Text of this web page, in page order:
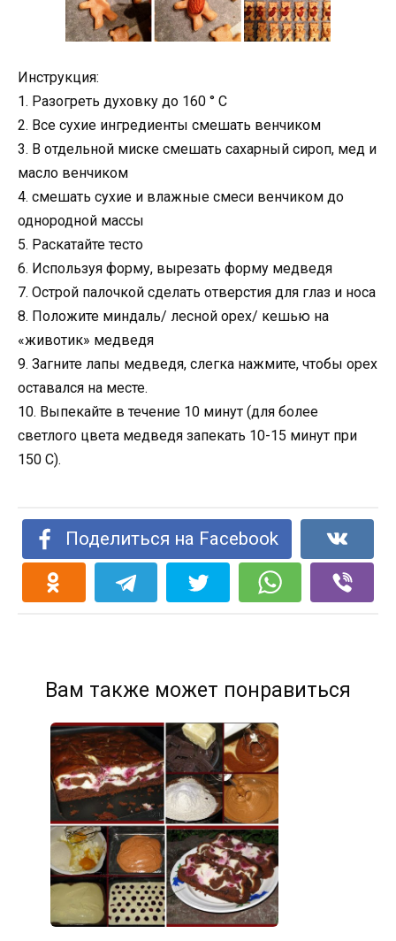
Инструкция:
1. Разогреть духовку до 160 ° С
2. Все сухие ингредиенты смешать венчиком
3. В отдельной миске смешать сахарный сироп, мед и
масло венчиком
4. смешать сухие и влажные смеси венчиком до
однородной массы
5. Раскатайте тесто
6. Используя форму, вырезать форму медведя
7. Острой палочкой сделать отверстия для глаз и носа
8. Положите миндаль/ лесной орех/ кешью на
«животик» медведя
9. Загните лапы медведя, слегка нажмите, чтобы орех
оставался на месте.
10. Выпекайте в течение 10 минут (для более
светлого цвета медведя запекать 10-15 минут при
150 С).
Поделиться на Facebook
Вам также может понравиться